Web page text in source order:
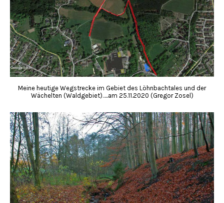
Meine heutige Wegstrecke im Gebiet des Löhnbachtales und der
Wächelten (Waldgebiet)…..am 25.11.2020 (Gregor Zosel)